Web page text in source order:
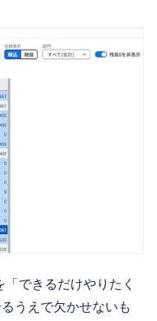
「できるだけやりたく
うえで欠かせないも